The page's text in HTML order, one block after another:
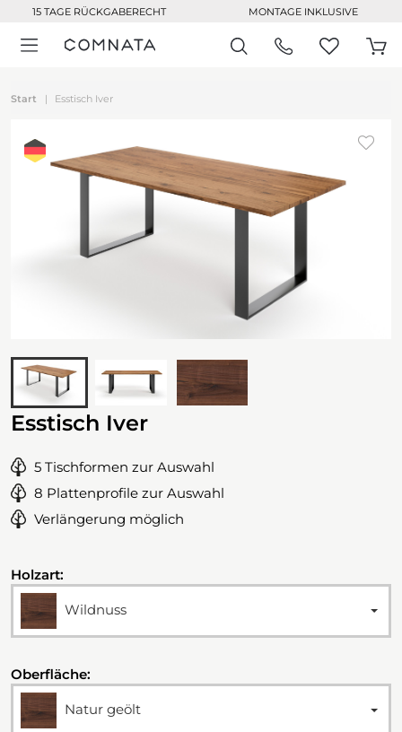
15 TAGE RÜCKGABERECHT MONTAGE INKLUSIVE
Start Esstisch Iver
Esstisch Iver
5 Tischformen zur Auswahl
8 Plattenprofile zur Auswahl
Verlängerung möglich
Holzart:
Wildnuss
Oberfläche:
Natur geölt